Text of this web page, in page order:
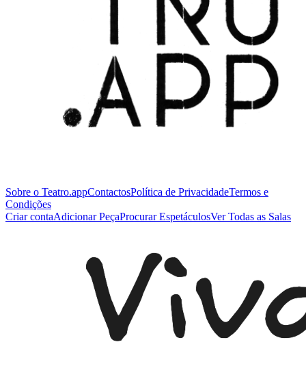
Sobre o Teatro.appContactosPolítica de PrivacidadeTermos e
Condições
Criar contaAdicionar PeçaProcurar EspetáculosVer Todas as Salas